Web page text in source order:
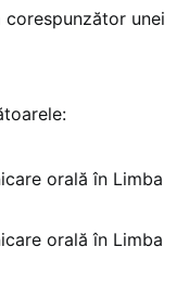
unei
orală în Limba
orală în Limba